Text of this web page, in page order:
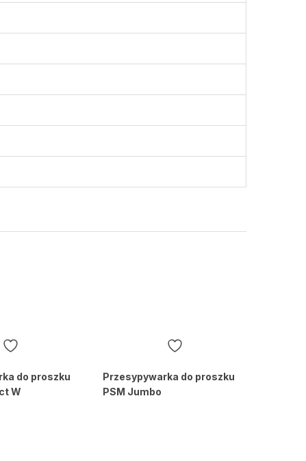
do proszku
W
Przesypywarka do proszku
PSM Jumbo